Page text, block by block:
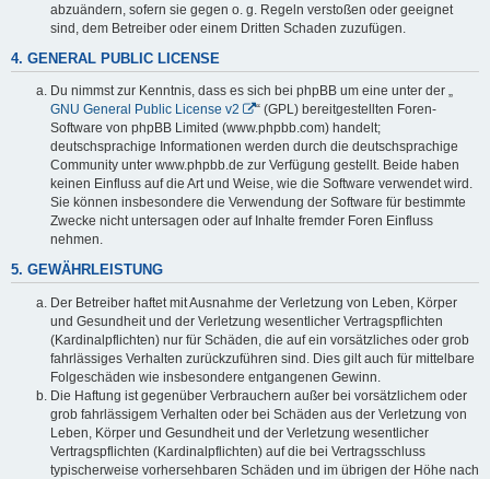
abzuändern, sofern sie gegen o. g. Regeln verstoßen oder geeignet
sind, dem Betreiber oder einem Dritten Schaden zuzufügen.
4. GENERAL PUBLIC LICENSE
Du nimmst zur Kenntnis, dass es sich bei phpBB um eine unter der „
GNU General Public License v2
“ (GPL) bereitgestellten Foren-
Software von phpBB Limited (www.phpbb.com) handelt;
deutschsprachige Informationen werden durch die deutschsprachige
Community unter www.phpbb.de zur Verfügung gestellt. Beide haben
keinen Einfluss auf die Art und Weise, wie die Software verwendet wird.
Sie können insbesondere die Verwendung der Software für bestimmte
Zwecke nicht untersagen oder auf Inhalte fremder Foren Einfluss
nehmen.
5. GEWÄHRLEISTUNG
Der Betreiber haftet mit Ausnahme der Verletzung von Leben, Körper
und Gesundheit und der Verletzung wesentlicher Vertragspflichten
(Kardinalpflichten) nur für Schäden, die auf ein vorsätzliches oder grob
fahrlässiges Verhalten zurückzuführen sind. Dies gilt auch für mittelbare
Folgeschäden wie insbesondere entgangenen Gewinn.
Die Haftung ist gegenüber Verbrauchern außer bei vorsätzlichem oder
grob fahrlässigem Verhalten oder bei Schäden aus der Verletzung von
Leben, Körper und Gesundheit und der Verletzung wesentlicher
Vertragspflichten (Kardinalpflichten) auf die bei Vertragsschluss
typischerweise vorhersehbaren Schäden und im übrigen der Höhe nach